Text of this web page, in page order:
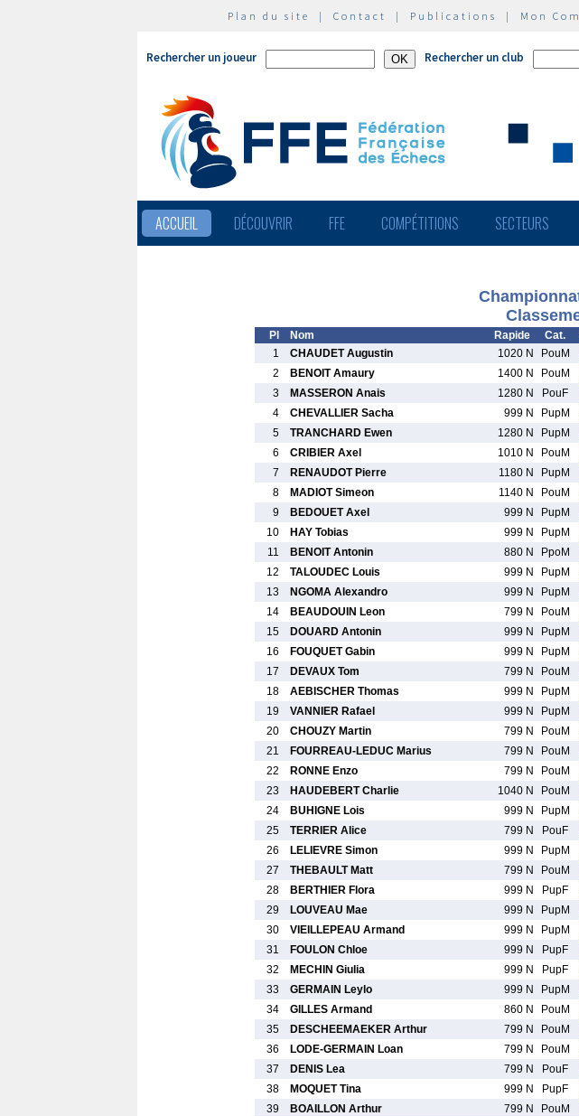
Plan du site | Contact | Publications | Mon
Rechercher un joueur Rechercher un club
ACCUEIL DÉCOUVRIR FFE COMPÉTITIONS SECTEURS
Pl Nom Rapide Cat.
1
CHAUDET Augustin 1020 N PouM
2
BENOIT Amaury 1400 N PouM
3
MASSERON Anais 1280 N PouF
4
CHEVALLIER Sacha 999 N PupM
5
TRANCHARD Ewen 1280 N PupM
6
CRIBIER Axel 1010 N PouM
7
RENAUDOT Pierre 1180 N PupM
8
MADIOT Simeon 1140 N PouM
9
BEDOUET Axel 999 N PupM
10
HAY Tobias 999 N PupM
11
BENOIT Antonin 880 N PpoM
12
TALOUDEC Louis 999 N PupM
13
NGOMA Alexandro 999 N PupM
14
BEAUDOUIN Leon 799 N PouM
15
DOUARD Antonin 999 N PupM
16
FOUQUET Gabin 999 N PupM
17
DEVAUX Tom 799 N PouM
18
AEBISCHER Thomas 999 N PupM
19
VANNIER Rafael 999 N PupM
20
CHOUZY Martin 799 N PouM
21
FOURREAU-LEDUC Marius 799 N PouM
22
RONNE Enzo 799 N PouM
23
HAUDEBERT Charlie 1040 N PouM
24
BUHIGNE Lois 999 N PupM
25
TERRIER Alice 799 N PouF
26
LELIEVRE Simon 999 N PupM
27
THEBAULT Matt 799 N PouM
28
BERTHIER Flora 999 N PupF
29
LOUVEAU Mae 999 N PupM
30
VIEILLEPEAU Armand 999 N PupM
31
FOULON Chloe 999 N PupF
32
MECHIN Giulia 999 N PupF
33
GERMAIN Leylo 999 N PupM
34
GILLES Armand 860 N PouM
35
DESCHEEMAEKER Arthur 799 N PouM
36
LODE-GERMAIN Loan 799 N PouM
37
DENIS Lea 799 N PouF
38
MOQUET Tina 999 N PupF
39
BOAILLON Arthur 799 N PouM